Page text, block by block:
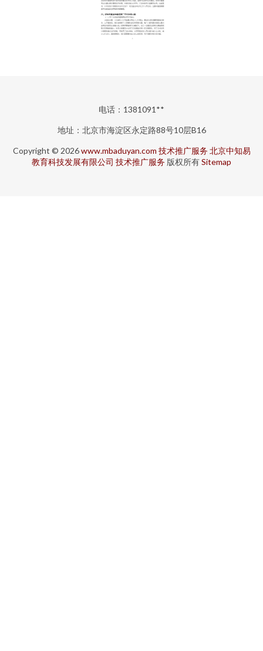
电话：1381091**
地址：北京市海淀区永定路88号10层B16
Copyright © 2026www.mbaduyan.com 技术推广服务 北京中知易
教育科技发展有限公司 技术推广服务 版权所有Sitemap